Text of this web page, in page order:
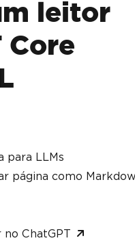
leitor
Core
para LLMs
página como
ChatGPT